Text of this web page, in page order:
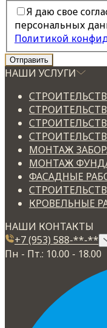
Я даю свое
персональных
Политикой
НАШИ УСЛУГИ
МОНТАЖ
МОНТАЖ
ФАСАДНЫЕ
КРОВЕЛЬНЫЕ
НАШИ КОНТАКТЫ
+7 (953) 588-**-**
Пн - Пт.: 10.00 - 18.00